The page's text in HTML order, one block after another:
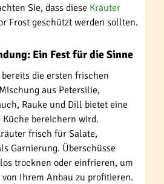
Sie, dass diese Kräuter
Frost geschützt werden sollten.
Ein Fest für die Sinne
die ersten frischen
aus Petersilie,
Rauke und Dill bietet eine
bereichern wird.
frisch für Salate,
Garnierung. Überschüsse
trocknen oder einfrieren, um
von Ihrem Anbau zu profitieren.